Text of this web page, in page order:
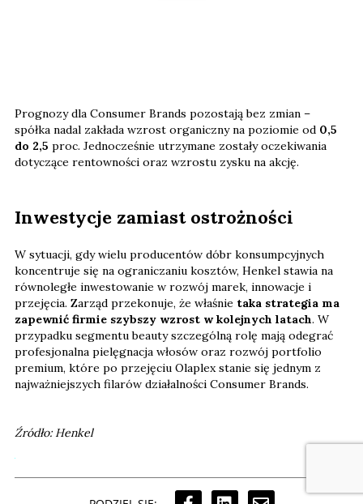
Prognozy dla Consumer Brands pozostają bez zmian –
spółka nadal zakłada wzrost organiczny na poziomie od 0,5
do 2,5 proc. Jednocześnie utrzymane zostały oczekiwania
dotyczące rentowności oraz wzrostu zysku na akcję.
Inwestycje zamiast ostrożności
W sytuacji, gdy wielu producentów dóbr konsumpcyjnych
koncentruje się na ograniczaniu kosztów, Henkel stawia na
równoległe inwestowanie w rozwój marek, innowacje i
przejęcia. Zarząd przekonuje, że właśnie taka strategia ma
zapewnić firmie szybszy wzrost w kolejnych latach. W
przypadku segmentu beauty szczególną rolę mają odegrać
profesjonalna pielęgnacja włosów oraz rozwój portfolio
premium, które po przejęciu Olaplex stanie się jednym z
najważniejszych filarów działalności Consumer Brands.
Źródło: Henkel